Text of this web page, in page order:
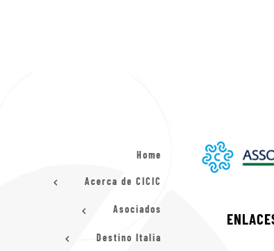
Home
Acerca de CICIC
Asociados
Destino Italia